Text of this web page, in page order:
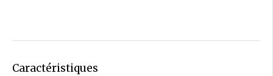
Caractéristiques